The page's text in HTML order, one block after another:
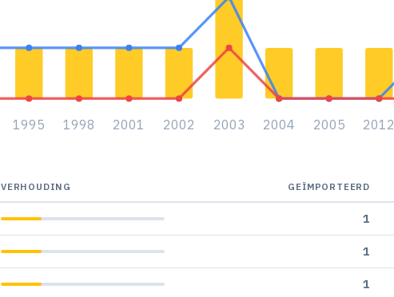
1995 1998 2001 2002 2003 2004 2005 2012
VERHOUDING GEÏMPORTEERD
1
1
1